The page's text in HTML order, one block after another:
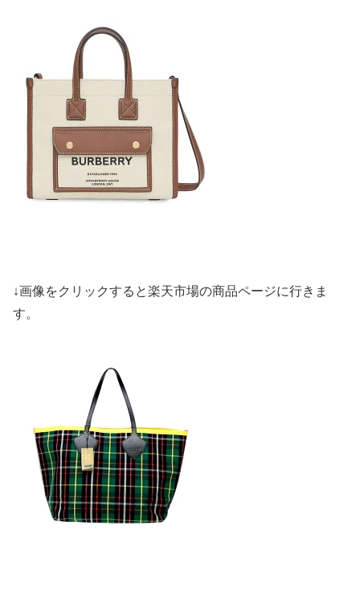
↓画像をクリックすると楽天市場の商品ページに行きま
す。